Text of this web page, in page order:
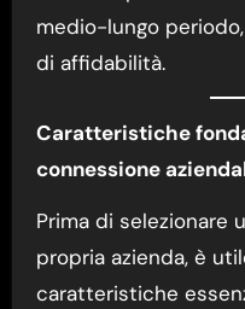
medio-lungo
di affidabilità.
Caratteristiche
connessione
Prima di selezionare
propria azienda, è
caratteristiche